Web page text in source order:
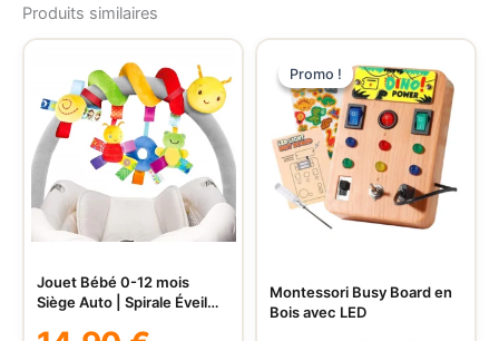
Produits similaires
Jouet Bébé 0-12 mois
Siège Auto | Spirale Éveil
Promo !
Promo !
Montessori Busy Board en
Bois avec LED